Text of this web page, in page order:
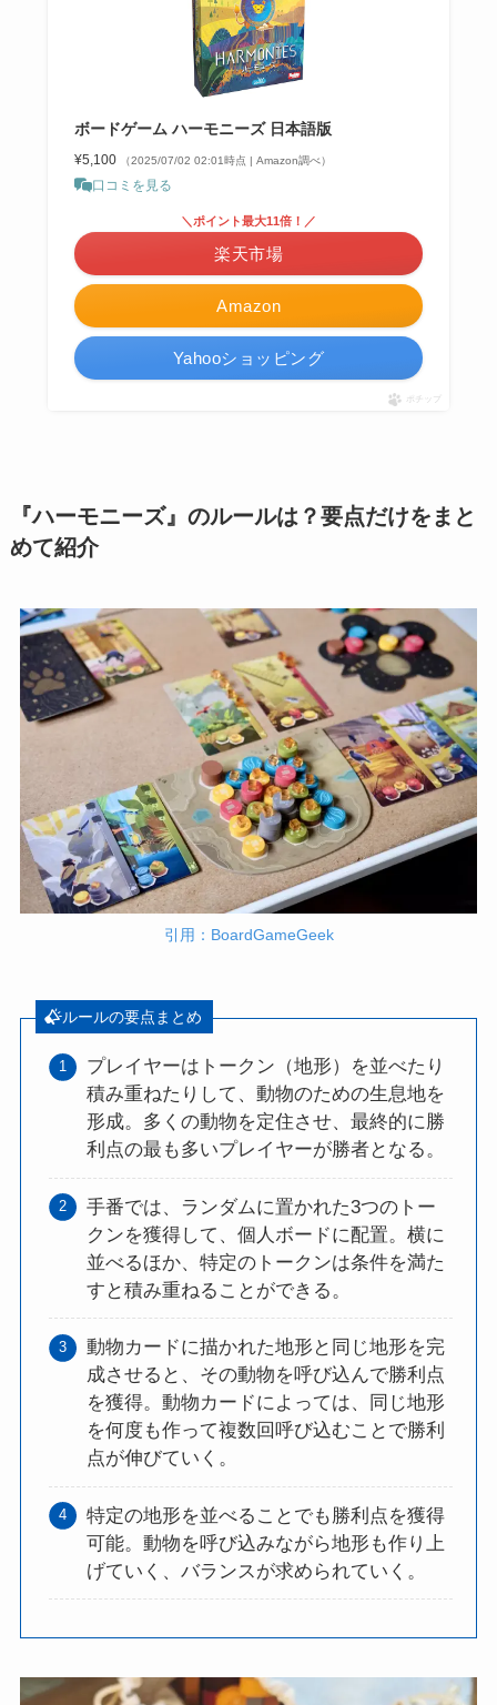
ボードゲーム ハーモニーズ 日本語版
¥5,100 （2025/07/02 02:01時点 | Amazon調べ）
口コミを見る
Amazon
＼ポイント最大11倍！／
楽天市場
Yahooショッピング
ポチップ
『ハーモニーズ』のルールは？要点だけをまと
めて紹介
引用：BoardGameGeek
ルールの要点まとめ
プレイヤーはトークン（地形）を並べたり
積み重ねたりして、動物のための生息地を
形成。多くの動物を定住させ、最終的に勝
利点の最も多いプレイヤーが勝者となる。
手番では、ランダムに置かれた3つのトー
クンを獲得して、個人ボードに配置。横に
並べるほか、特定のトークンは条件を満た
すと積み重ねることができる。
動物カードに描かれた地形と同じ地形を完
成させると、その動物を呼び込んで勝利点
を獲得。動物カードによっては、同じ地形
を何度も作って複数回呼び込むことで勝利
点が伸びていく。
特定の地形を並べることでも勝利点を獲得
可能。動物を呼び込みながら地形も作り上
げていく、バランスが求められていく。